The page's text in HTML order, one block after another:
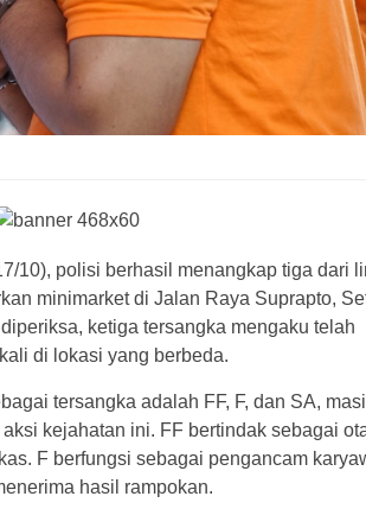
10), polisi berhasil menangkap tiga dari
minimarket di Jalan Raya Suprapto,
ketiga tersangka mengaku telah
di lokasi yang berbeda.
tersangka adalah FF, F, dan SA,
kejahatan ini. FF bertindak sebagai
F berfungsi sebagai pengancam
hasil rampokan.